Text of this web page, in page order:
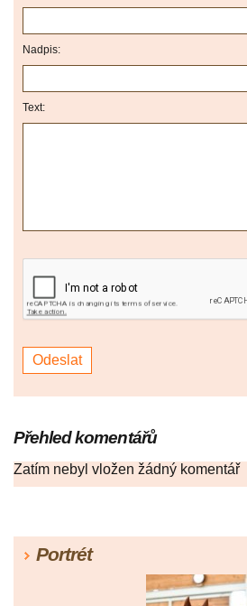
Nadpis:
Text:
Přehled komentářů
Zatím nebyl vložen žádný komentář
Portrét